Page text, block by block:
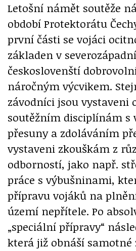
Letošní námět soutěže
období Protektorátu
první části se vojáci
základen v
českoslovenští
náročným výcvikem.
závodníci jsou vystaveni
soutěžním disciplínám s
přesuny a zdoláváním
vystaveni zkouškám z
odborností, jako např.
práce s výbušninami,
přípravu vojáků na
území nepřítele. Po
„speciální přípravy“
která již obnáší samotné